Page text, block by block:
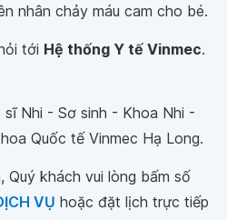
nhân chảy máu cam cho bé.
tới Hệ thống Y tế Vinmec.
sĩ Nhi - Sơ sinh - Khoa Nhi -
Quốc tế Vinmec Hạ Long.
khách vui lòng bấm số
VỤ hoặc đặt lịch trực tiếp